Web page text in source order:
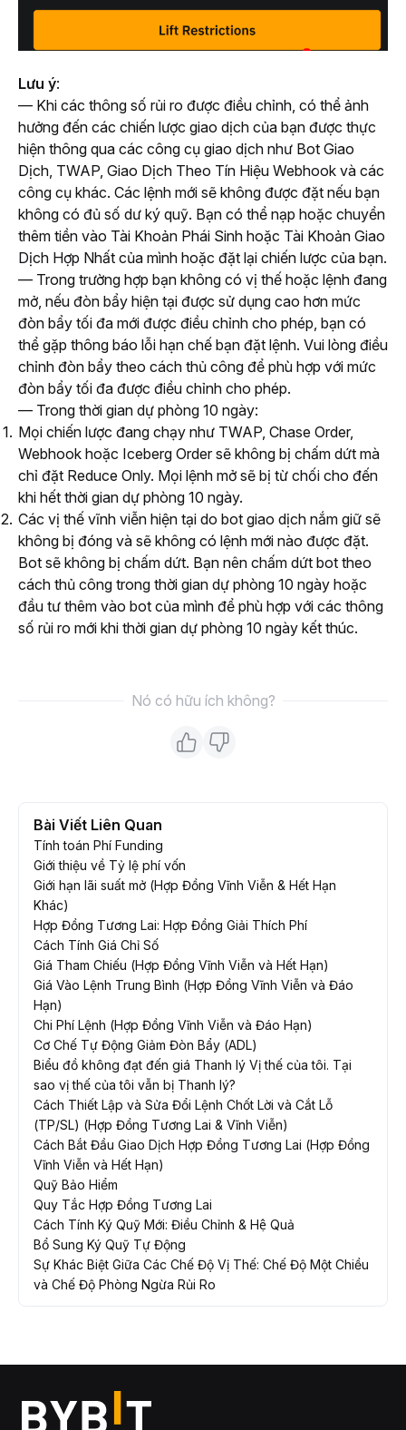
Lưu ý:
— Khi các thông số rủi ro được điều chỉnh, có thể ảnh
hưởng đến các chiến lược giao dịch của bạn được thực
hiện thông qua các công cụ giao dịch như Bot Giao
Dịch, TWAP, Giao Dịch Theo Tín Hiệu Webhook và các
công cụ khác. Các lệnh mới sẽ không được đặt nếu bạn
không có đủ số dư ký quỹ. Bạn có thể nạp hoặc chuyển
thêm tiền vào Tài Khoản Phái Sinh hoặc Tài Khoản Giao
Dịch Hợp Nhất của mình hoặc đặt lại chiến lược của bạn.
— Trong trường hợp bạn không có vị thế hoặc lệnh đang
mở, nếu đòn bẩy hiện tại được sử dụng cao hơn mức
đòn bẩy tối đa mới được điều chỉnh cho phép, bạn có
thể gặp thông báo lỗi hạn chế bạn đặt lệnh. Vui lòng điều
chỉnh đòn bẩy theo cách thủ công để phù hợp với mức
đòn bẩy tối đa được điều chỉnh cho phép.
— Trong thời gian dự phòng 10 ngày:
Mọi chiến lược đang chạy như TWAP, Chase Order,
Webhook hoặc Iceberg Order sẽ không bị chấm dứt mà
chỉ đặt Reduce Only. Mọi lệnh mở sẽ bị từ chối cho đến
khi hết thời gian dự phòng 10 ngày.
Các vị thế vĩnh viễn hiện tại do bot giao dịch nắm giữ sẽ
không bị đóng và sẽ không có lệnh mới nào được đặt.
Bot sẽ không bị chấm dứt. Bạn nên chấm dứt bot theo
cách thủ công trong thời gian dự phòng 10 ngày hoặc
đầu tư thêm vào bot của mình để phù hợp với các thông
số rủi ro mới khi thời gian dự phòng 10 ngày kết thúc.
Nó có hữu ích không?
Bài Viết Liên Quan
Tính toán Phí Funding
Giới thiệu về Tỷ lệ phí vốn
Giới hạn lãi suất mở (Hợp Đồng Vĩnh Viễn & Hết Hạn
Khác)
Hợp Đồng Tương Lai: Hợp Đồng Giải Thích Phí
Cách Tính Giá Chỉ Số
Giá Tham Chiếu (Hợp Đồng Vĩnh Viễn và Hết Hạn)
Giá Vào Lệnh Trung Bình (Hợp Đồng Vĩnh Viễn và Đáo
Hạn)
Chi Phí Lệnh (Hợp Đồng Vĩnh Viễn và Đáo Hạn)
Cơ Chế Tự Động Giảm Đòn Bẩy (ADL)
Biểu đồ không đạt đến giá Thanh lý Vị thế của tôi. Tại
sao vị thế của tôi vẫn bị Thanh lý?
Cách Thiết Lập và Sửa Đổi Lệnh Chốt Lời và Cắt Lỗ
(TP/SL) (Hợp Đồng Tương Lai & Vĩnh Viễn)
Cách Bắt Đầu Giao Dịch Hợp Đồng Tương Lai (Hợp Đồng
Vĩnh Viễn và Hết Hạn)
Quỹ Bảo Hiểm
Quy Tắc Hợp Đồng Tương Lai
Cách Tính Ký Quỹ Mới: Điều Chỉnh & Hệ Quả
Bổ Sung Ký Quỹ Tự Động
Sự Khác Biệt Giữa Các Chế Độ Vị Thế: Chế Độ Một Chiều
và Chế Độ Phòng Ngừa Rủi Ro